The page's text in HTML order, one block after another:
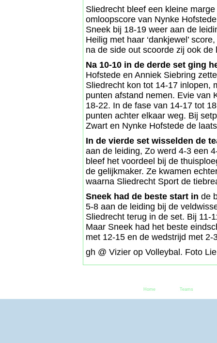
Sliedrecht bleef een kleine
omloopscore van Nynke
Sneek bij 18-19 weer aan de
Heilig met haar ‘dankjewel’
na de side out scoorde zij ook
Na 10-10 in de derde set ging
Hofstede en Anniek Siebring
Sliedrecht kon tot 14-17 inlopen,
punten afstand nemen. Evie van
18-22. In de fase van 14-17 tot
punten achter elkaar weg. Bij
Zwart en Nynke Hofstede de
In de vierde set wisselden de
aan de leiding, Zo werd 4-3 een
bleef het voordeel bij de
de gelijkmaker. Ze kwamen
waarna Sliedrecht Sport de
Sneek had de beste start in de
5-8 aan de leiding bij de
Sliedrecht terug in de set. Bij
Maar Sneek had het beste
met 12-15 en de wedstrijd met 2-
gh @ Vizier op Volleybal. Foto
Home Teams